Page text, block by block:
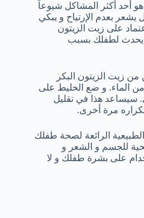
أحد أكثر المشاكل شيوعاً
يشعر بعدم الإرتياح و يبكي
على زيت الزيتون
يحدث لطفلك بسبب
زيت الزيتون البكر
الماء. و ضع الخليط على
سيساعد هذا في تقليل
تكراره مرة أخرى.
الرائعة لصحة طفلك
للجسم و الشعر و
على بشرة طفلك و لا